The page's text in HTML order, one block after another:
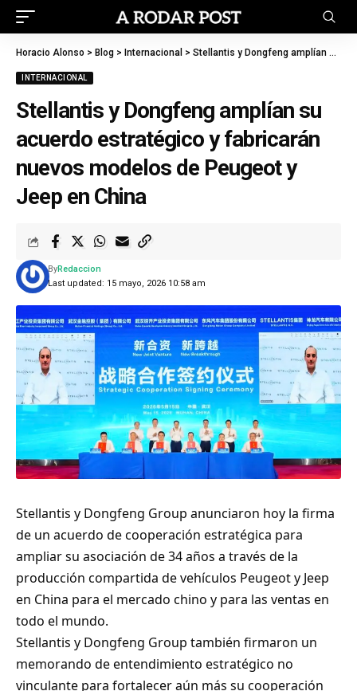
Horacio Alonso > Blog > Internacional > Stellantis y Dongfeng amplían su acuerdo estratégico y fabricarán nuevos modelos de Peugeot y Jeep en China
INTERNACIONAL
Stellantis y Dongfeng amplían su
acuerdo estratégico y fabricarán
nuevos modelos de Peugeot y
Jeep en China
Last updated: 15 mayo, 2026 10:58 am
ByRedaccion
Stellantis y Dongfeng Group anunciaron hoy la firma
de un acuerdo de cooperación estratégica para
ampliar su asociación de 34 años a través de la
producción compartida de vehículos Peugeot y Jeep
en China para el mercado chino y para las ventas en
todo el mundo.
Stellantis y Dongfeng Group también firmaron un
memorando de entendimiento estratégico no
vinculante para fortalecer aún más su cooperación